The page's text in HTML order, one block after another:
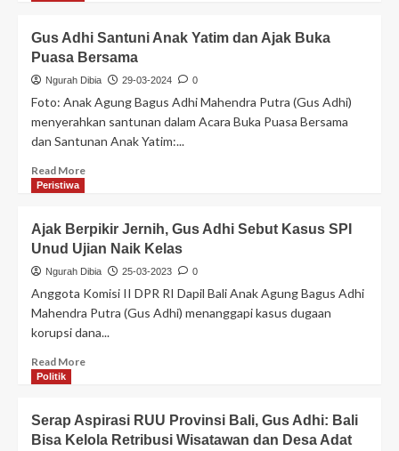
Gus Adhi Santuni Anak Yatim dan Ajak Buka
Puasa Bersama
Ngurah Dibia 29-03-2024 0
Foto: Anak Agung Bagus Adhi Mahendra Putra (Gus Adhi)
menyerahkan santunan dalam Acara Buka Puasa Bersama
dan Santunan Anak Yatim:...
Read More
Peristiwa
Ajak Berpikir Jernih, Gus Adhi Sebut Kasus SPI
Unud Ujian Naik Kelas
Ngurah Dibia 25-03-2023 0
Anggota Komisi II DPR RI Dapil Bali Anak Agung Bagus Adhi
Mahendra Putra (Gus Adhi) menanggapi kasus dugaan
korupsi dana...
Read More
Politik
Serap Aspirasi RUU Provinsi Bali, Gus Adhi: Bali
Bisa Kelola Retribusi Wisatawan dan Desa Adat